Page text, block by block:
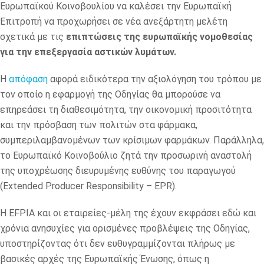
Ευρωπαϊκού Κοινοβουλίου να καλέσει την Ευρωπαϊκή
Επιτροπή να προχωρήσει σε νέα ανεξάρτητη μελέτη
σχετικά με τις επιπτώσεις της ευρωπαϊκής νομοθεσίας
για την επεξεργασία αστικών λυμάτων.
Η απόφαση αφορά ειδικότερα την αξιολόγηση του τρόπου με
τον οποίο η εφαρμογή της Οδηγίας θα μπορούσε να
επηρεάσει τη διαθεσιμότητα, την οικονομική προσιτότητα
και την πρόσβαση των πολιτών στα φάρμακα,
συμπεριλαμβανομένων των κρίσιμων φαρμάκων. Παράλληλα,
το Ευρωπαϊκό Κοινοβούλιο ζητά την προσωρινή αναστολή
της υποχρέωσης διευρυμένης ευθύνης του παραγωγού
(Extended Producer Responsibility – EPR).
Η EFPIA και οι εταιρείες-μέλη της έχουν εκφράσει εδώ και
χρόνια ανησυχίες για ορισμένες προβλέψεις της Οδηγίας,
υποστηρίζοντας ότι δεν ευθυγραμμίζονται πλήρως με
βασικές αρχές της Ευρωπαϊκής Ένωσης, όπως η